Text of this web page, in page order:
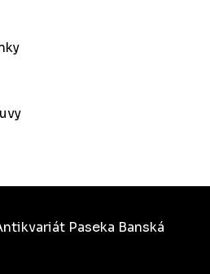
Paseka Banská